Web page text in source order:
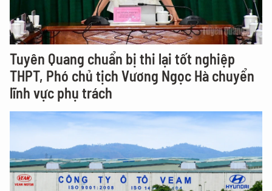
Tuyên Quang chuẩn bị thi lại tốt nghiệp
THPT, Phó chủ tịch Vương Ngọc Hà chuyển
lĩnh vực phụ trách